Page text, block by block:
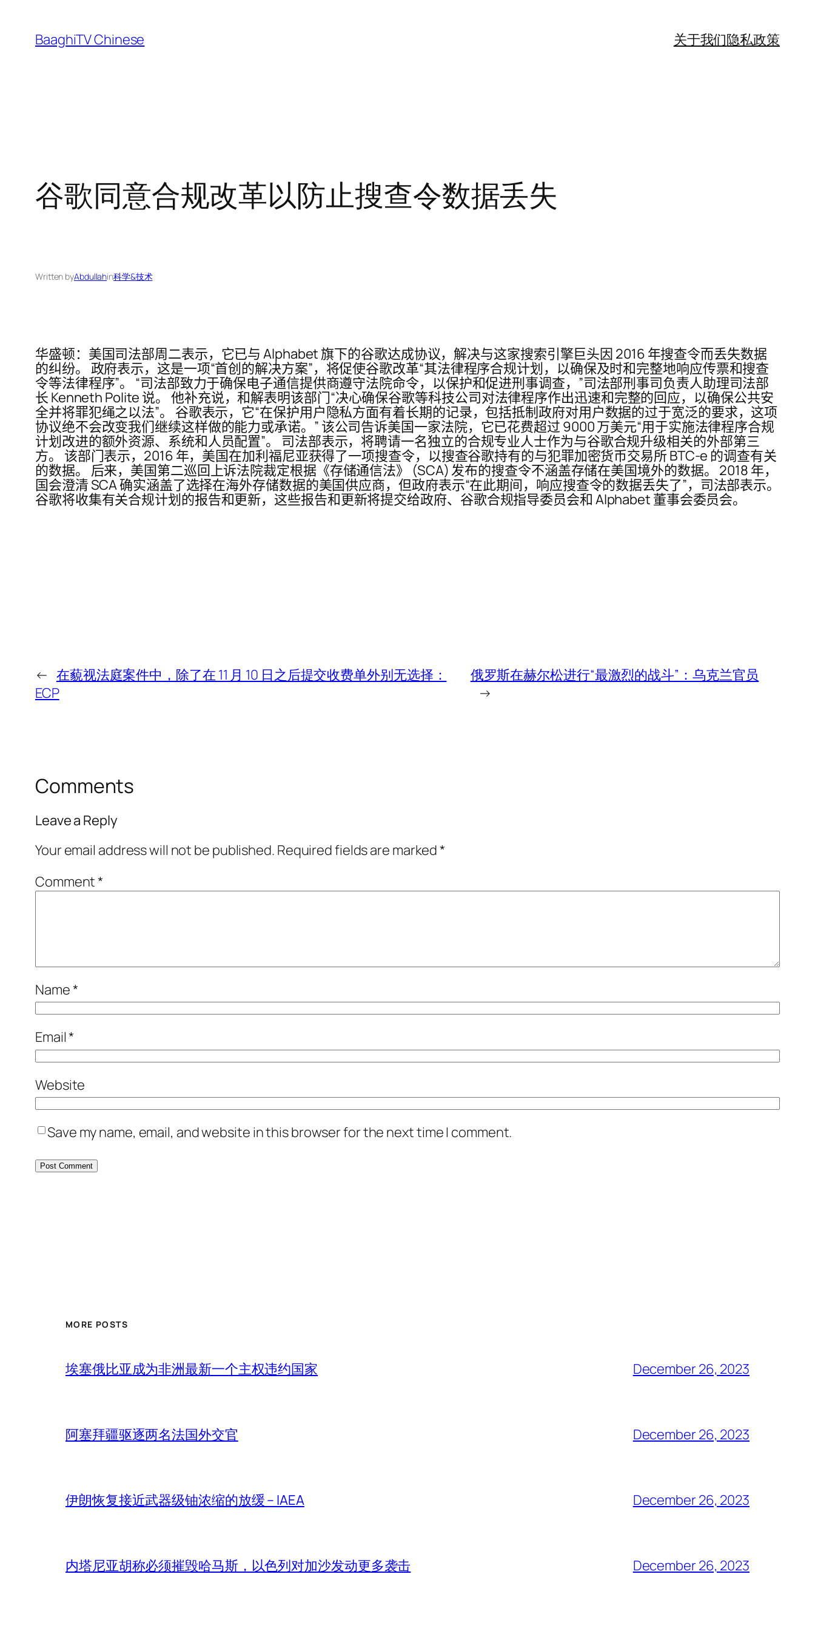
content
BaaghiTV Chinese 关于我们隐私政策
谷歌同意合规改革以防止搜查令数据丢失
Written byAbdullahin科学&技术
华盛顿：美国司法部周二表示，它已与 Alphabet 旗下的谷歌达成协议，解决与这家搜索引擎巨头因 2016 年搜查令而丢失数据
的纠纷。 政府表示，这是一项“首创的解决方案”，将促使谷歌改革“其法律程序合规计划，以确保及时和完整地响应传票和搜查
令等法律程序”。 “司法部致力于确保电子通信提供商遵守法院命令，以保护和促进刑事调查，”司法部刑事司负责人助理司法部
长 Kenneth Polite 说。 他补充说，和解表明该部门“决心确保谷歌等科技公司对法律程序作出迅速和完整的回应，以确保公共安
全并将罪犯绳之以法”。 谷歌表示，它“在保护用户隐私方面有着长期的记录，包括抵制政府对用户数据的过于宽泛的要求，这项
协议绝不会改变我们继续这样做的能力或承诺。” 该公司告诉美国一家法院，它已花费超过 9000 万美元“用于实施法律程序合规
计划改进的额外资源、系统和人员配置”。 司法部表示，将聘请一名独立的合规专业人士作为与谷歌合规升级相关的外部第三
方。 该部门表示，2016 年，美国在加利福尼亚获得了一项搜查令，以搜查谷歌持有的与犯罪加密货币交易所 BTC-e 的调查有关
的数据。 后来，美国第二巡回上诉法院裁定根据《存储通信法》 (SCA) 发布的搜查令不涵盖存储在美国境外的数据。 2018 年，
国会澄清 SCA 确实涵盖了选择在海外存储数据的美国供应商，但政府表示“在此期间，响应搜查令的数据丢失了”，司法部表示。
谷歌将收集有关合规计划的报告和更新，这些报告和更新将提交给政府、谷歌合规指导委员会和 Alphabet 董事会委员会。
← 在藐视法庭案件中，除了在 11 月 10 日之后提交收费单外别无选择：
ECP
俄罗斯在赫尔松进行“最激烈的战斗”：乌克兰官员
→
Comments
Leave a Reply
Your email address will not be published. Required fields are marked*
Comment*
Name*
Email*
Website
Save my name, email, and website in this browser for the next time I comment.
MORE POSTS
埃塞俄比亚成为非洲最新一个主权违约国家 December 26, 2023
阿塞拜疆驱逐两名法国外交官 December 26, 2023
伊朗恢复接近武器级铀浓缩的放缓 – IAEA December 26, 2023
内塔尼亚胡称必须摧毁哈马斯，以色列对加沙发动更多袭击 December 26, 2023